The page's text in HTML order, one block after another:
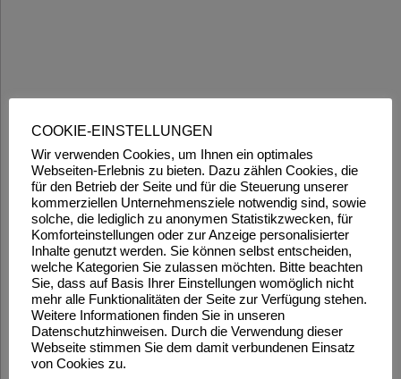
COOKIE-EINSTELLUNGEN
Wir verwenden Cookies, um Ihnen ein optimales
Webseiten-Erlebnis zu bieten. Dazu zählen Cookies, die
für den Betrieb der Seite und für die Steuerung unserer
kommerziellen Unternehmensziele notwendig sind, sowie
solche, die lediglich zu anonymen Statistikzwecken, für
Komforteinstellungen oder zur Anzeige personalisierter
Inhalte genutzt werden. Sie können selbst entscheiden,
welche Kategorien Sie zulassen möchten. Bitte beachten
Sie, dass auf Basis Ihrer Einstellungen womöglich nicht
mehr alle Funktionalitäten der Seite zur Verfügung stehen.
Weitere Informationen finden Sie in unseren
Datenschutzhinweisen. Durch die Verwendung dieser
Webseite stimmen Sie dem damit verbundenen Einsatz
von Cookies zu.